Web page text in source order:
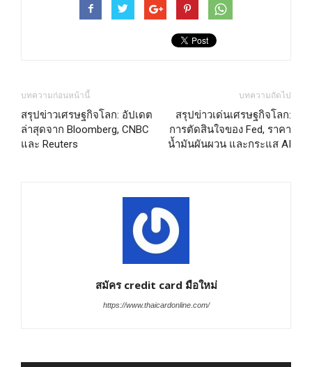
บทความก่อนหน้านี้
สรุปข่าวเศรษฐกิจโลก: อัปเดต
ล่าสุดจาก Bloomberg, CNBC
และ Reuters
บทความถัดไป
สรุปข่าวเด่นเศรษฐกิจโลก:
การตัดสินใจของ Fed, ราคา
น้ำมันผันผวน และกระแส AI
สมัคร credit card มือใหม่
https://www.thaicardonline.com/